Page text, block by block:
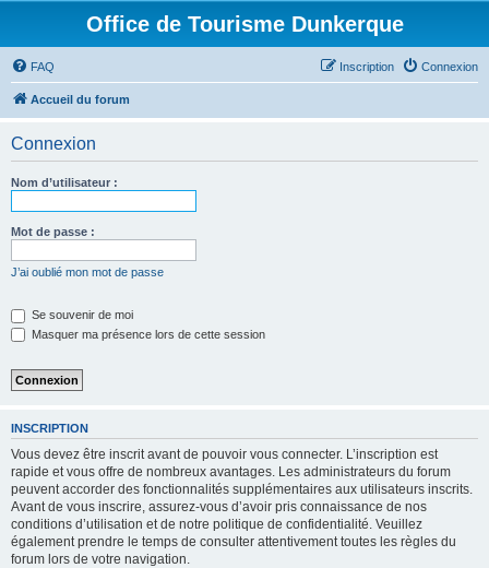
Office de Tourisme Dunkerque
FAQ Connexion
Inscription
Accueil du forum
Connexion
Nom d’utilisateur :
Mot de passe :
J’ai oublié mon mot de passe
Se souvenir de moi
Masquer ma présence lors de cette session
INSCRIPTION
Vous devez être inscrit avant de pouvoir vous connecter. L’inscription est
rapide et vous offre de nombreux avantages. Les administrateurs du forum
peuvent accorder des fonctionnalités supplémentaires aux utilisateurs inscrits.
Avant de vous inscrire, assurez-vous d’avoir pris connaissance de nos
conditions d’utilisation et de notre politique de confidentialité. Veuillez
également prendre le temps de consulter attentivement toutes les règles du
forum lors de votre navigation.